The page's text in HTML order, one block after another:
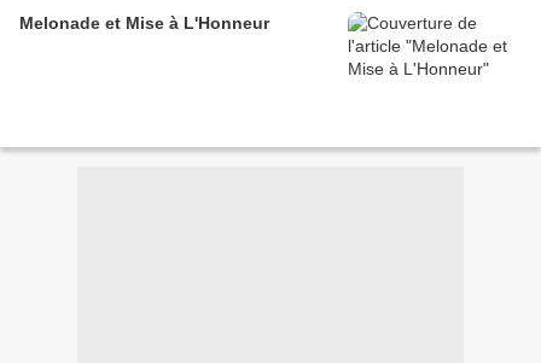
Melonade et Mise à L'Honneur